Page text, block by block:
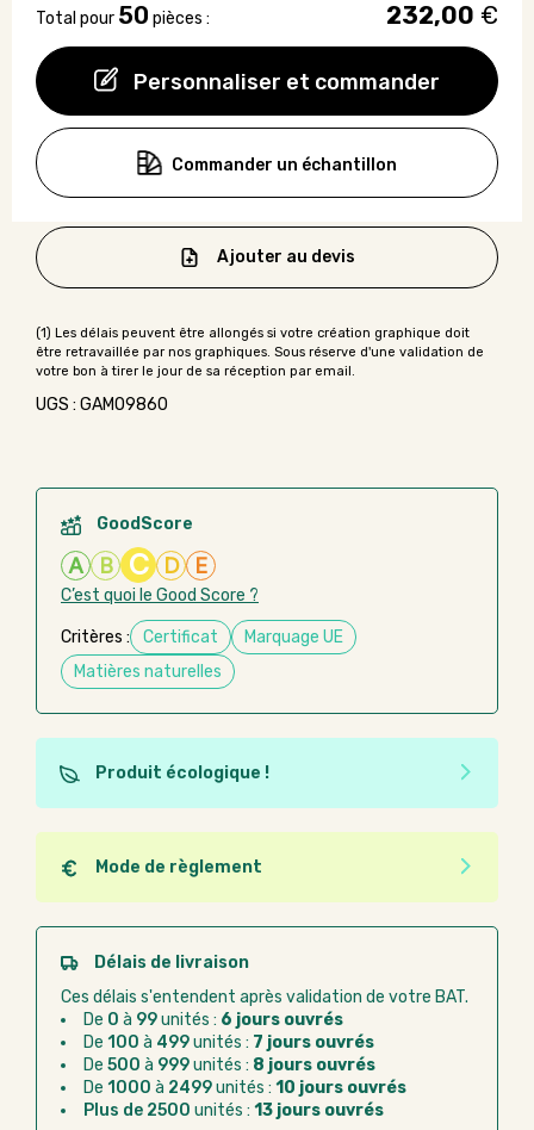
Personnaliser et commander
Total pour 50 pièces : 232,00 €
Commander un échantillon
Ajouter au devis
UGS : GAMO9860
GoodScore
A B C D E
C’est quoi le Good Score ?
Critères : Certificat
Marquage UE
Matières naturelles
Produit écologique !
Ce produit est éco-conçu, il a été fabriqué à partir de
matériaux recyclés ou recyclables. Ces produits
peuvent plus facilement obtenir une seconde vie
après utilisation. L'origine de fabrication du produit
n'entre pas dans les critères d'éco-conception.
Mode de règlement
Quel que soit le mode de règlement, vous pouvez
passer commande en ligne sur Good Act.
Paiement CB :paiement sécurisé par carte
Virement bancaire :règlement sur facture
après la commande
Chorus Pro :règlement par mandat
administratif après la commande
Délais de livraison
Ces délais s'entendent après validation de votre BAT.
De 0 à 99unités : 6 jours ouvrés
De 100 à 499unités : 7 jours ouvrés
De 500 à 999unités : 8 jours ouvrés
De 1000 à 2499unités : 10 jours ouvrés
Plus de 2500 unités : 13 jours ouvrés